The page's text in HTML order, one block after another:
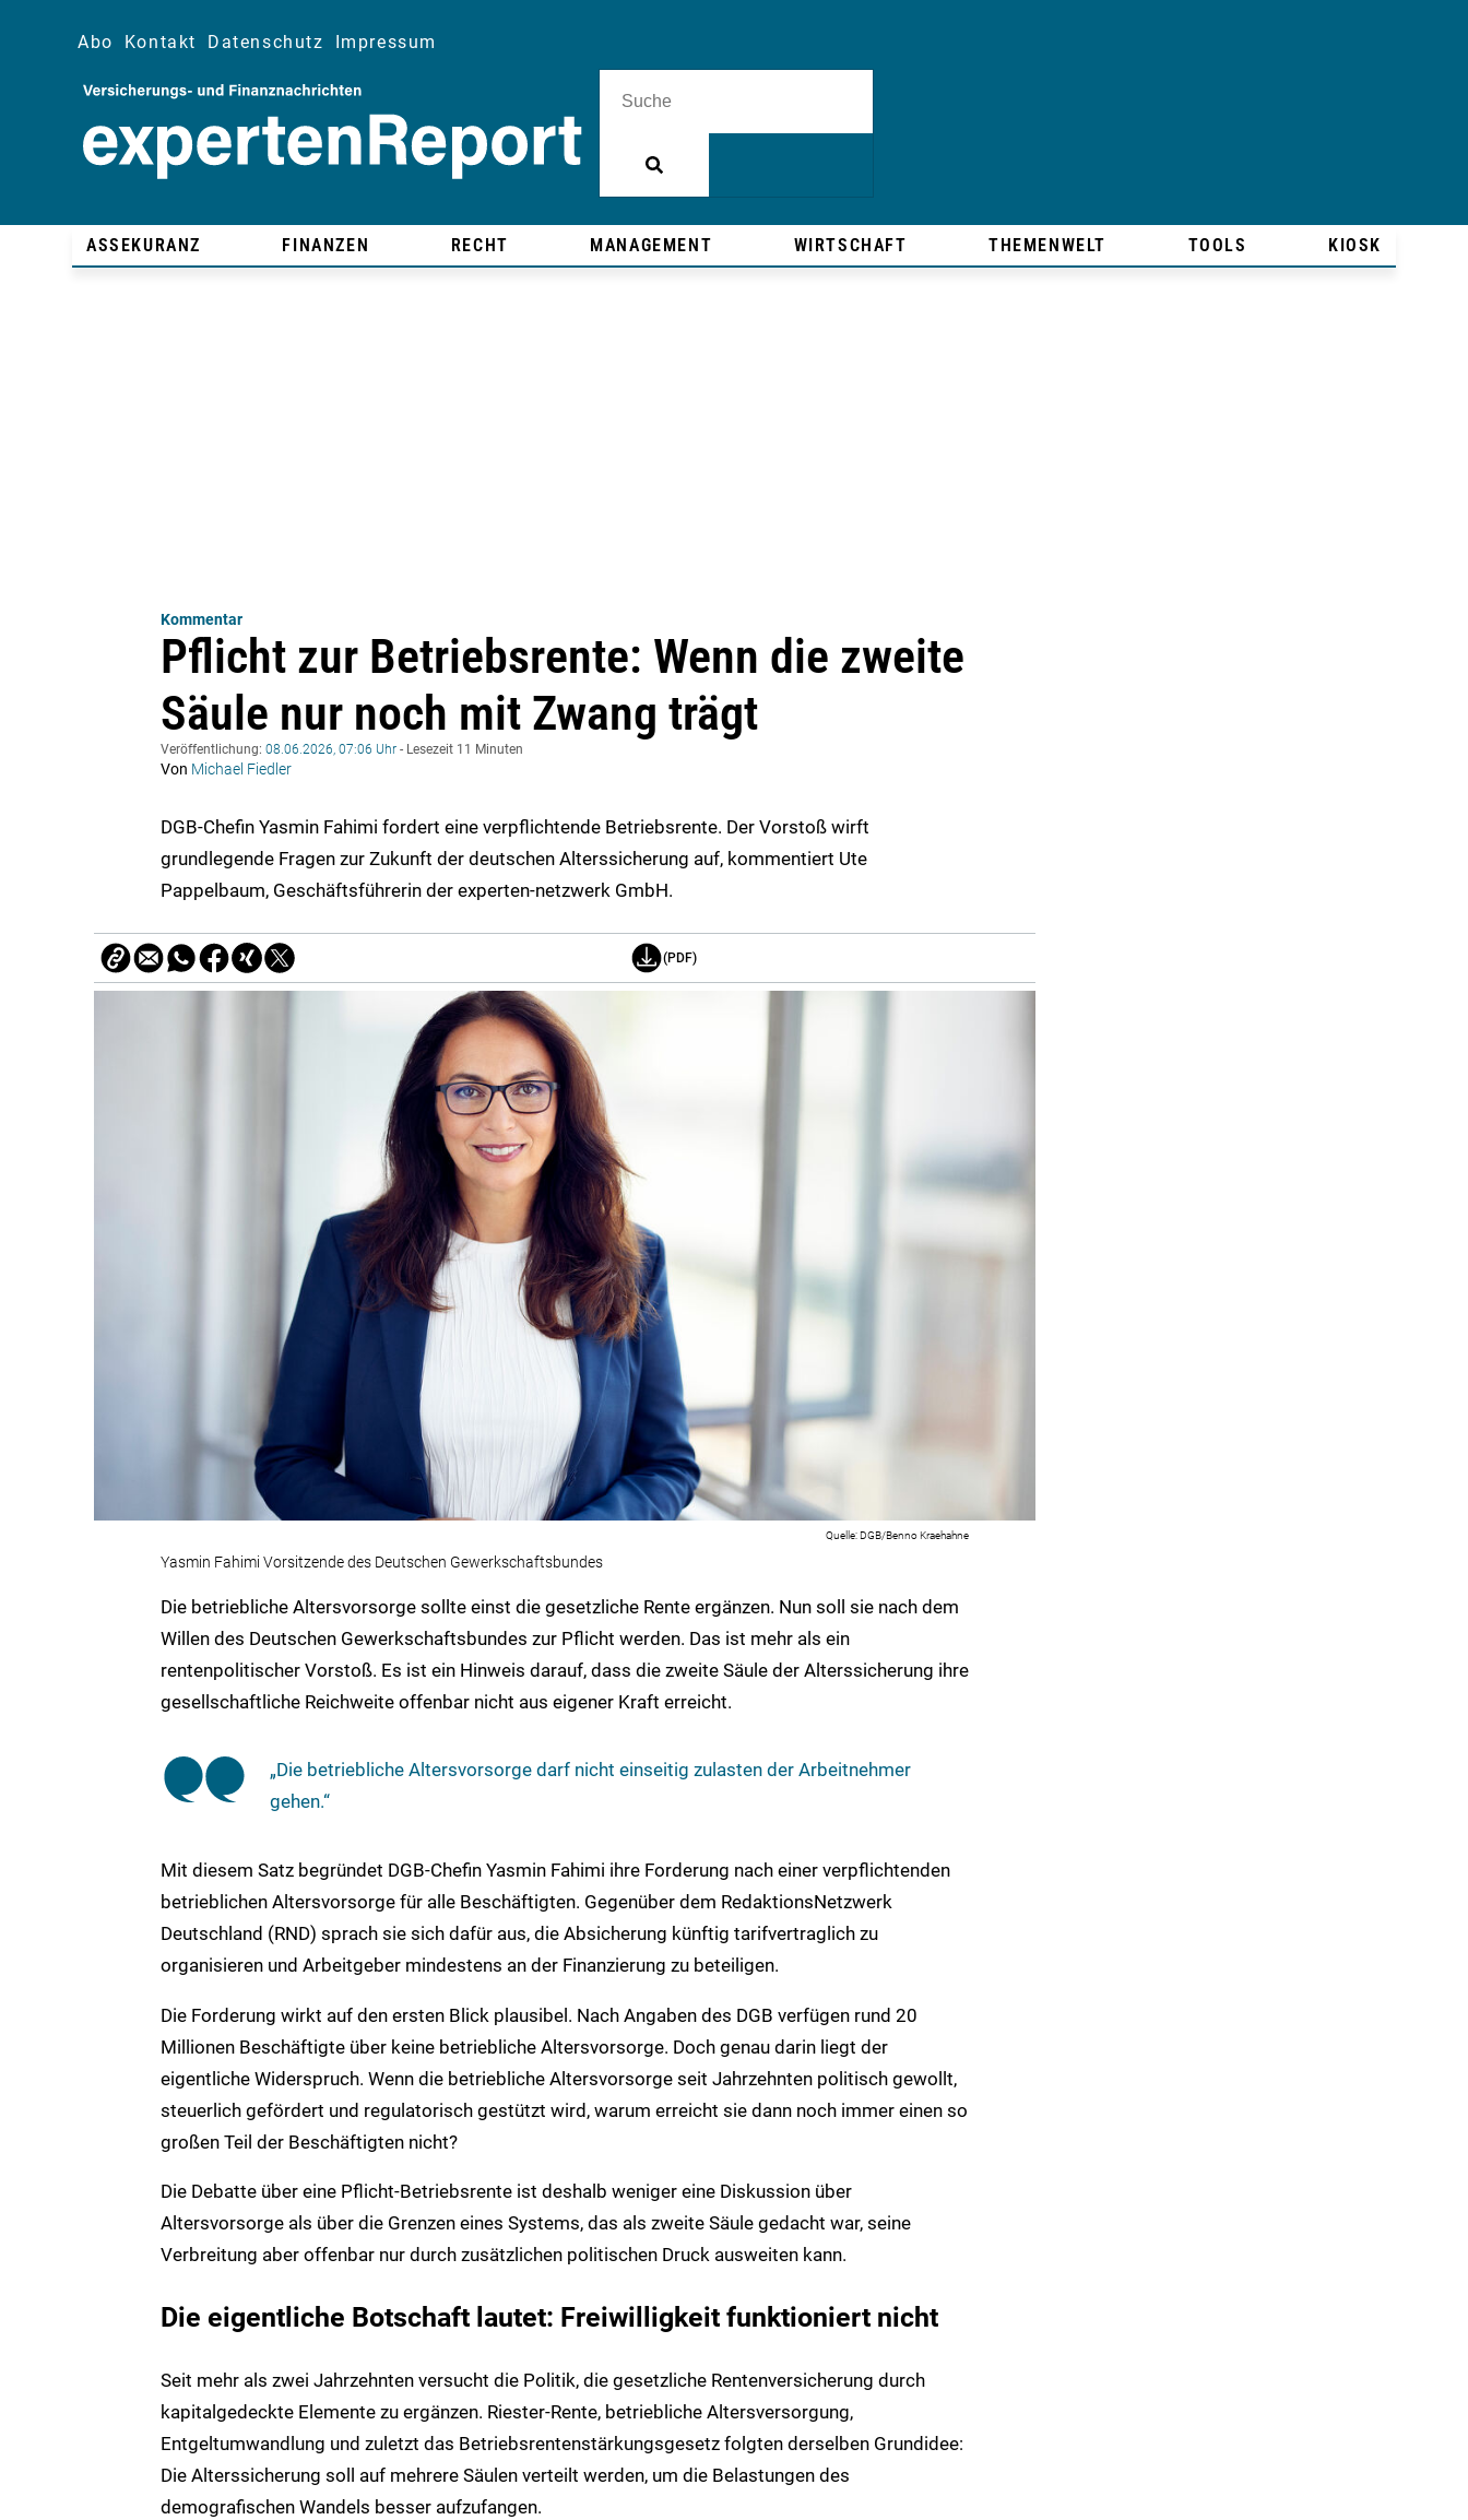
Abo Kontakt Datenschutz Impressum
ASSEKURANZ FINANZEN RECHT MANAGEMENT WIRTSCHAFT THEMENWELT TOOLS KIOSK
Kommentar
Pflicht zur Betriebsrente: Wenn die zweite
Säule nur noch mit Zwang trägt
Veröffentlichung: 08.06.2026, 07:06 Uhr - Lesezeit 11 Minuten
Von Michael Fiedler
DGB-Chefin Yasmin Fahimi fordert eine verpflichtende Betriebsrente. Der Vorstoß wirft
grundlegende Fragen zur Zukunft der deutschen Alterssicherung auf, kommentiert Ute
Pappelbaum, Geschäftsführerin der experten-netzwerk GmbH.
(PDF)
Yasmin Fahimi Vorsitzende des Deutschen Gewerkschaftsbundes
DGB/Benno Kraehahne
Die betriebliche Altersvorsorge sollte einst die gesetzliche Rente ergänzen. Nun soll sie nach dem
Willen des Deutschen Gewerkschaftsbundes zur Pflicht werden. Das ist mehr als ein
rentenpolitischer Vorstoß. Es ist ein Hinweis darauf, dass die zweite Säule der Alterssicherung ihre
gesellschaftliche Reichweite offenbar nicht aus eigener Kraft erreicht.
„Die betriebliche Altersvorsorge darf nicht einseitig zulasten der Arbeitnehmer
gehen.“
Mit diesem Satz begründet DGB-Chefin Yasmin Fahimi ihre Forderung nach einer verpflichtenden
betrieblichen Altersvorsorge für alle Beschäftigten. Gegenüber dem RedaktionsNetzwerk
Deutschland (RND) sprach sie sich dafür aus, die Absicherung künftig tarifvertraglich zu
organisieren und Arbeitgeber mindestens an der Finanzierung zu beteiligen.
Die Forderung wirkt auf den ersten Blick plausibel. Nach Angaben des DGB verfügen rund 20
Millionen Beschäftigte über keine betriebliche Altersvorsorge. Doch genau darin liegt der
eigentliche Widerspruch. Wenn die betriebliche Altersvorsorge seit Jahrzehnten politisch gewollt,
steuerlich gefördert und regulatorisch gestützt wird, warum erreicht sie dann noch immer einen so
großen Teil der Beschäftigten nicht?
Die Debatte über eine Pflicht-Betriebsrente ist deshalb weniger eine Diskussion über
Altersvorsorge als über die Grenzen eines Systems, das als zweite Säule gedacht war, seine
Verbreitung aber offenbar nur durch zusätzlichen politischen Druck ausweiten kann.
Die eigentliche Botschaft lautet: Freiwilligkeit funktioniert nicht
Seit mehr als zwei Jahrzehnten versucht die Politik, die gesetzliche Rentenversicherung durch
kapitalgedeckte Elemente zu ergänzen. Riester-Rente, betriebliche Altersversorgung,
Entgeltumwandlung und zuletzt das Betriebsrentenstärkungsgesetz folgten derselben Grundidee:
Die Alterssicherung soll auf mehrere Säulen verteilt werden, um die Belastungen des
demografischen Wandels besser aufzufangen.